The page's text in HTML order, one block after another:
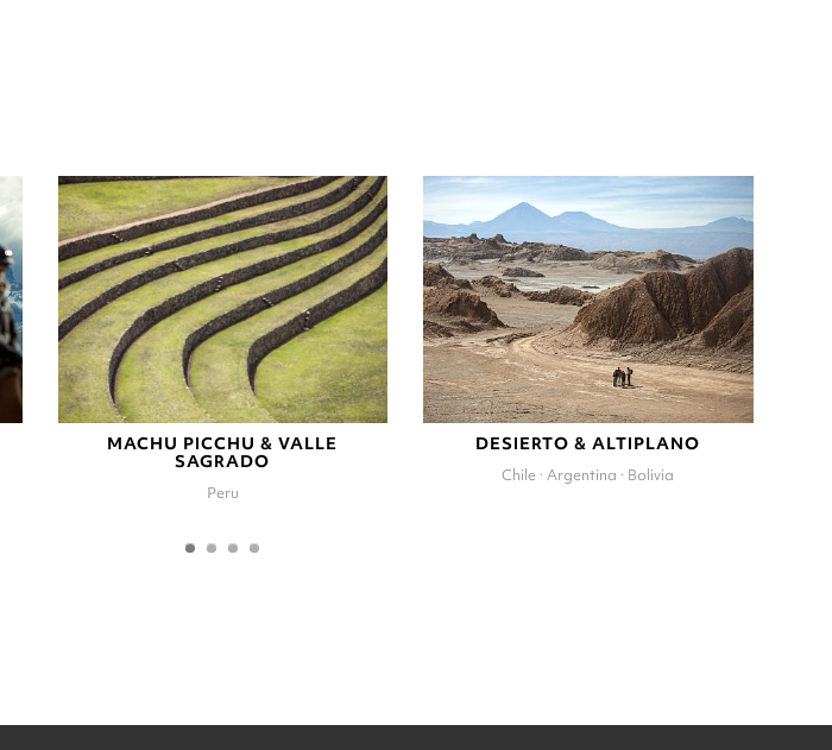
MACHU PICCHU & VALLE
SAGRADO
Peru
DESIERTO & ALTIPLANO
Chile · Argentina · Bolivia